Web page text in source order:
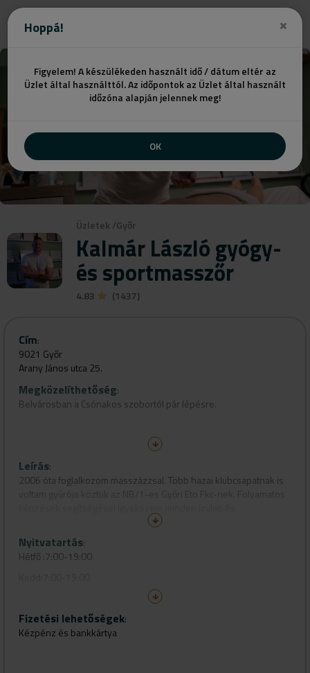
Hoppá!
Figyelem! A készülékeden használt idő / dátum eltér az
Üzlet által használttól. Az időpontok az Üzlet által használt
időzóna alapján jelennek meg!
OK
Üzletek /Győr
Kalmár László gyógy-
és sportmasszőr
4.83 (1437)
Cím:
9021 Győr
Arany János utca 25.
Megközelíthetőség:
Belvárosban a Csónakos szobortól pár lépésre.
Trafik és a Pénzválltó közötti ajtón kell kaputelefonon
becsengetni.
Leírás:
2006 óta foglalkozom masszázzsal. Több hazai klubcsapatnak is
izomproblémára megoldást találni. Hátfájás, ízületi problémád
van? Vagy csak egy lazító wellness masszázst szeretnél? Ne
késlekedj! Foglalj időpontot most!
Nyitvatartás:
Hétfő :7:00-19:00
Csütörtök: 9:00- 15:00
Péntek : 9:00- 15:00
Fizetési lehetőségek:
Kézpénz és bankkártya